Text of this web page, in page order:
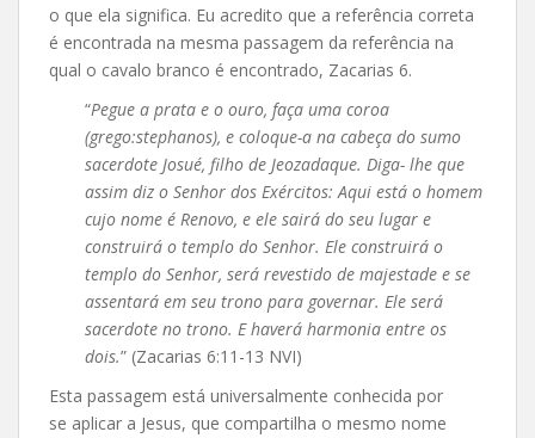
o que ela significa. Eu acredito que a referência correta
é encontrada na mesma passagem da referência na
qual o cavalo branco é encontrado, Zacarias 6.
“Pegue a prata e o ouro, faça uma coroa
(grego:stephanos), e coloque-a na cabeça do sumo
sacerdote Josué, filho de Jeozadaque. Diga- lhe que
assim diz o Senhor dos Exércitos: Aqui está o homem
cujo nome é Renovo, e ele sairá do seu lugar e
construirá o templo do Senhor. Ele construirá o
templo do Senhor, será revestido de majestade e se
assentará em seu trono para governar. Ele será
sacerdote no trono. E haverá harmonia entre os
dois.” (Zacarias 6:11-13 NVI)
Esta passagem está universalmente conhecida por
se aplicar a Jesus, que compartilha o mesmo nome